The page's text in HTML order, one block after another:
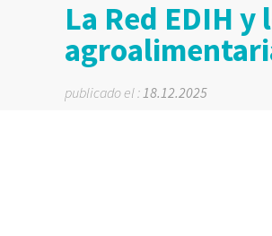
La Red EDIH
publicado el :18.12.2025